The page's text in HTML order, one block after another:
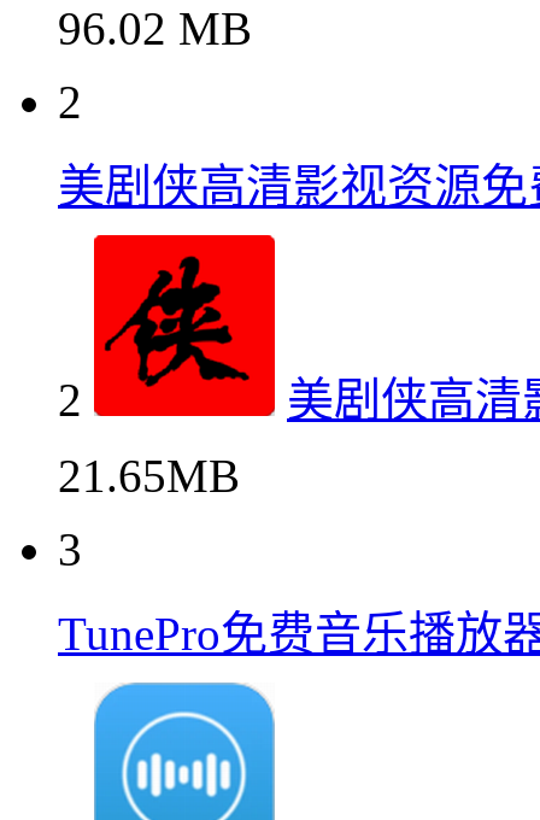
96.02 MB
2
美剧侠高清影视资源
2
美剧侠高清
21.65MB
3
TunePro免费音乐播放